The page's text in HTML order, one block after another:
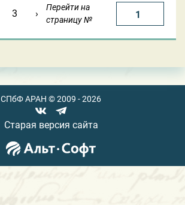
3 ›
Перейти на
страницу №
СПбФ АРАН © 2009 - 2026
Старая версия сайта